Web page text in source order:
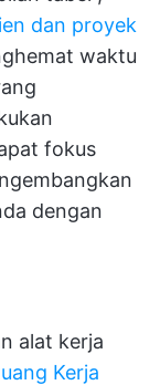
dan proyek
waktu
fokus
dengan
alat kerja
Kerja